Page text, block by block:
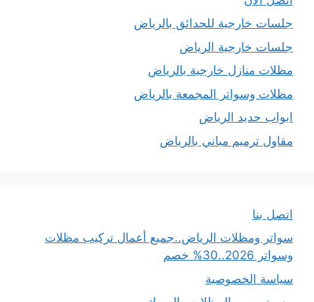
جلسات خارجية للحدائق بالرياض
جلسات خارجية الرياض
مظلات منازل خارجية بالرياض
مظلات وسواتر المجمعة بالرياض
ابواب حديد الرياض
مقاول ترميم مباني بالرياض
اتصل بنا
سواتر ومظلات الرياض..جميع أعمال تركيب مظلات
وسواتر 2026..30% خصم
سياسة الخصوصية